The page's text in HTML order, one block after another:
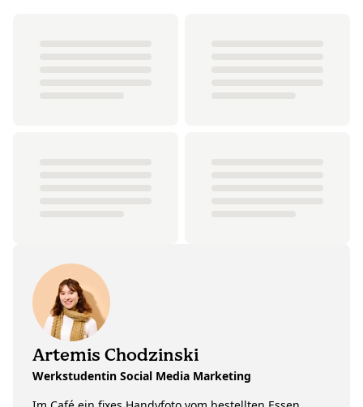
Artemis Chodzinski
Werkstudentin Social Media Marketing